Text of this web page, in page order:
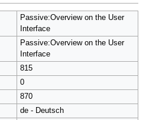
Passive:Overview on the User
Interface
Passive:Overview on the User
Interface
815
0
870
de - Deutsch